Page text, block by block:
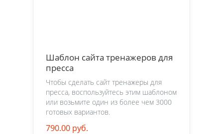
Шаблон сайта тренажеров для
пресса
Чтобы сделать сайт тренажеры для
пресса, воспользуйтесь этим шаблоном
или возьмите один из более чем 3000
готовых вариантов.
790.00 руб.